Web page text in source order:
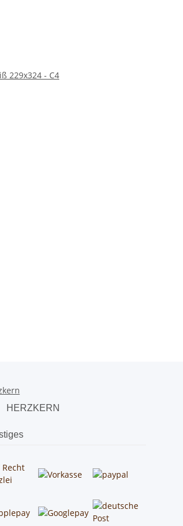
229x324 - C4
HERZKERN